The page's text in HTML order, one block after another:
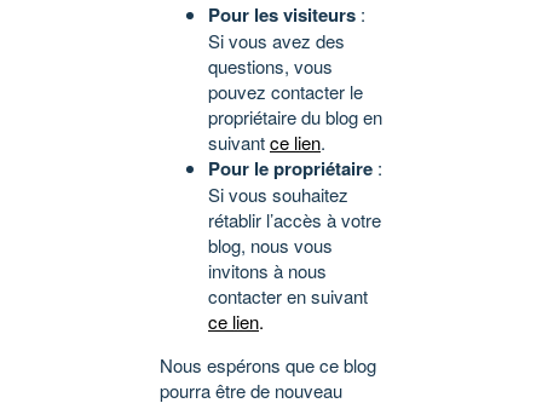
Pour les visiteurs :
Si vous avez des
questions, vous
pouvez contacter le
propriétaire du blog en
suivantce lien.
Pour le propriétaire :
Si vous souhaitez
rétablir l’accès à votre
blog, nous vous
invitons à nous
contacter en suivant
ce lien.
Nous espérons que ce blog
pourra être de nouveau